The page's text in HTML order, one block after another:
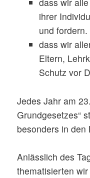
ihrer
und fordern.
dass wir
Eltern,
Schutz vor
Jedes Jahr am
Grundgesetzes“
besonders in den
Anlässlich des
thematisierten